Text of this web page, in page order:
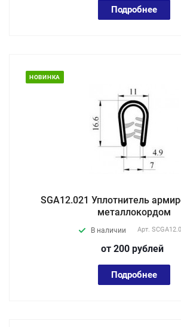
Подробнее
НОВИНКА
SGA12.021 Уплотнитель
металлокордом
В наличии Арт.
от 200 рублей
Подробнее